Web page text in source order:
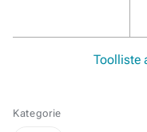
Toolliste
Kategorie